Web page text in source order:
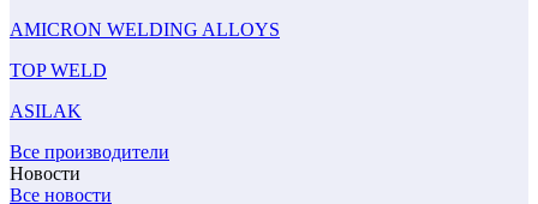
AMICRON WELDING ALLOYS
TOP WELD
ASILAK
Все производители
Новости
Все новости